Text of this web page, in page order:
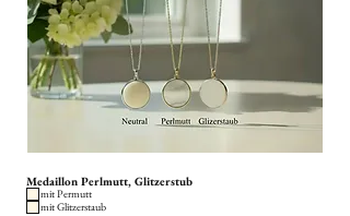
Medaillon Perlmutt, Glitzerstub
mit Permutt
mit Glitzerstaub